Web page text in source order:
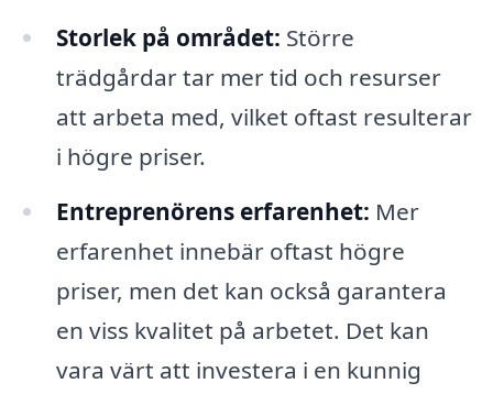
Storlek på området: Större
trädgårdar tar mer tid och resurser
att arbeta med, vilket oftast resulterar
i högre priser.
Entreprenörens erfarenhet: Mer
erfarenhet innebär oftast högre
priser, men det kan också garantera
en viss kvalitet på arbetet. Det kan
vara värt att investera i en kunnig